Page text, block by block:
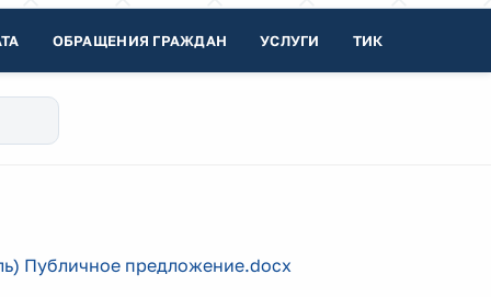
ОБРАЩЕНИЯ ГРАЖДАН УСЛУГИ ТИК
Публичное предложение.docx